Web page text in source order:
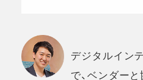
デジタルイン
で、ベンダー